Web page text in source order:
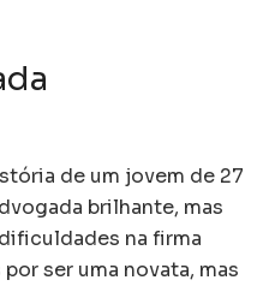
de um jovem de 27
brilhante, mas
na firma
ser uma novata, mas